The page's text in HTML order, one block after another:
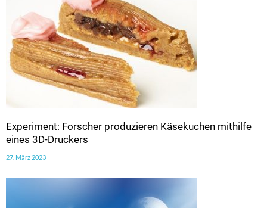
Experiment: Forscher produzieren Käsekuchen mithilfe
eines 3D-Druckers
27. März 2023